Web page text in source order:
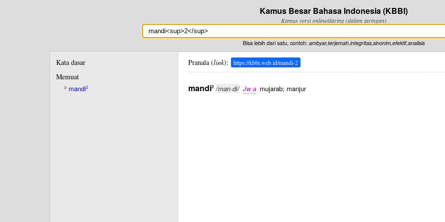
Kamus Besar Bahasa Indonesia (KBBI)
Kamus versi online/daring (dalam jaringan)
Bisa lebih dari satu, contoh: ambyar,terjemah,integritas,sinonim,efektif,analisis
Kata dasar
Memuat
mandi2
Pranala (link): https://kbbi.web.id/mandi-2
mandi2 /man·di/ Jw a mujarab; manjur